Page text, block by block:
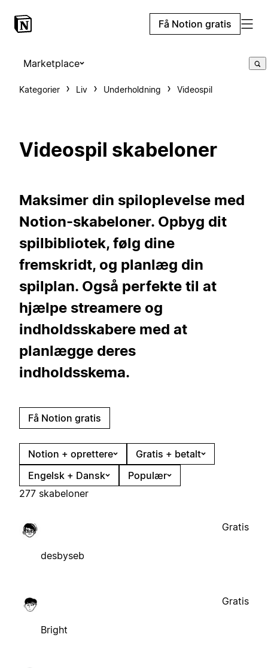
Få Notion gratis
Marketplace
Kategorier Liv Underholdning Videospil
Videospil skabeloner
Maksimer din spiloplevelse med
Notion-skabeloner. Opbyg dit
spilbibliotek, følg dine
fremskridt, og planlæg din
spilplan. Også perfekte til at
hjælpe streamere og
indholdsskabere med at
planlægge deres
indholdsskema.
Få Notion gratis
Notion + oprettere
Gratis + betalt
Engelsk + Dansk
Populær
277 skabeloner
desbyseb
Gratis
Bright
Gratis